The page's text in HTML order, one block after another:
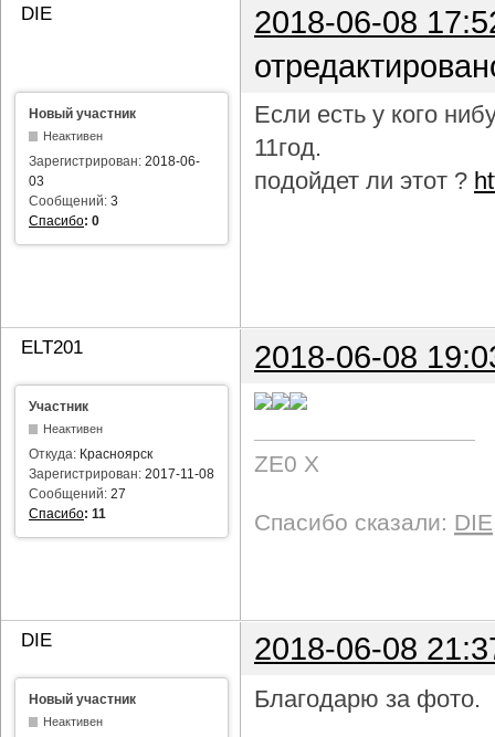
DIE
2018-06-08
Новый участник
Неактивен
Зарегистрирован: 2018-06-
03
Сообщений: 3
Спасибо: 0
Если есть у кого
11год.
подойдет ли этот ?
ELT201 2018-06-08
Участник
Неактивен
Откуда: Красноярск
Зарегистрирован: 2017-11-08
Сообщений: 27
Спасибо: 11
ZE0 X
Спасибо сказали: DIE
DIE 2018-06-08
Новый участник
Неактивен
Благодарю за фото.